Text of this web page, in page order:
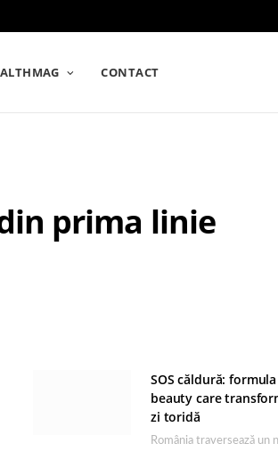
CONTACT
prima linie
SOS căldură:
beauty care
zi toridă